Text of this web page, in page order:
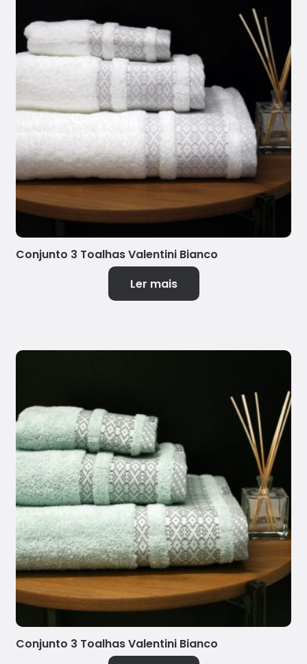
Conjunto 3 Toalhas Valentini Bianco
Ler mais
Conjunto 3 Toalhas Valentini Bianco